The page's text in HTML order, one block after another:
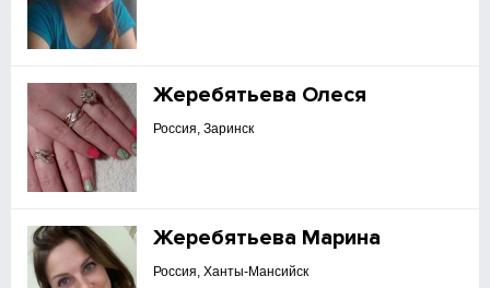
Жеребятьева Олеся
Россия, Заринск
Жеребятьева Марина
Россия, Ханты-Мансийск